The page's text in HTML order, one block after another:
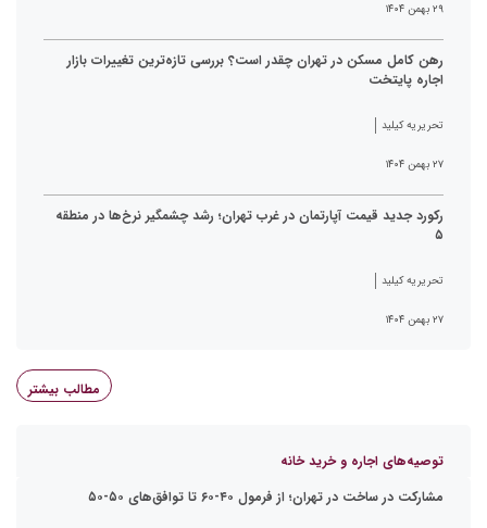
۲۹ بهمن ۱۴۰۴
رهن کامل مسکن در تهران چقدر است؟ بررسی تازه‌ترین تغییرات بازار
اجاره پایتخت
تحریریه کیلید
۲۷ بهمن ۱۴۰۴
رکورد جدید قیمت آپارتمان در غرب تهران؛ رشد چشمگیر نرخ‌ها در منطقه
۵
تحریریه کیلید
۲۷ بهمن ۱۴۰۴
مطالب بیشتر
توصیه‌های اجاره و خرید خانه
مشارکت در ساخت در تهران؛ از فرمول ۴۰-۶۰ تا توافق‌های ۵۰-۵۰